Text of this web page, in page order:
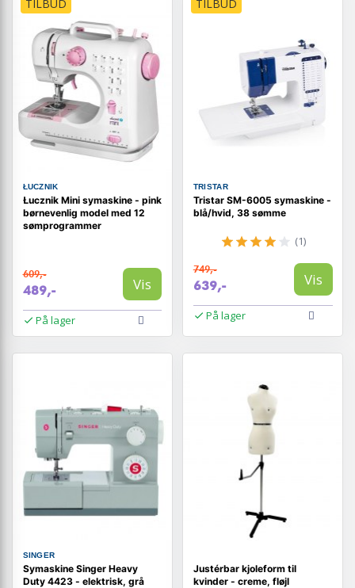
TILBUD
ŁUCZNIK
Łucznik Mini symaskine - pink
børnevenlig model med 12
sømprogrammer
609,-
489,- Vis
På lager
TILBUD
TRISTAR
Tristar SM-6005 symaskine -
blå/hvid, 38 sømme
(1)
749,-
639,- Vis
På lager
SINGER
Symaskine Singer Heavy
Duty 4423 - elektrisk, grå
Justérbar kjoleform til
kvinder - creme, fløjl